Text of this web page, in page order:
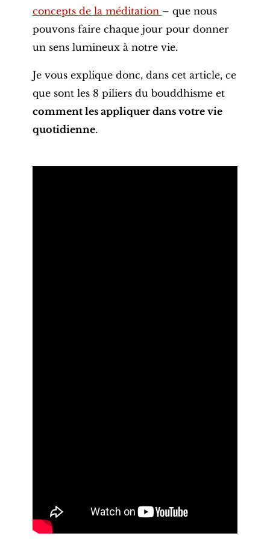
concepts de la méditation – que nous
pouvons faire chaque jour pour donner
un sens lumineux à notre vie.
Je vous explique donc, dans cet article, ce
que sont les 8 piliers du bouddhisme et
comment les appliquer dans votre vie
quotidienne.